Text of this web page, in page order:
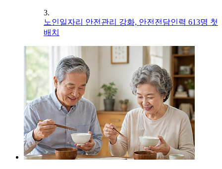
3.
노인일자리 안전관리 강화, 안전전담인력 613명 첫
배치